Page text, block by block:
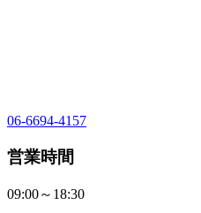
06-6694-4157
営業時間
09:00～18:30